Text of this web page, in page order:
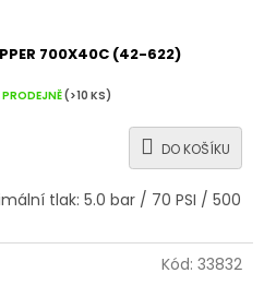
700X40C (42-622)
(>10 KS)
DO KOŠÍKU
tlak: 5.0 bar / 70 PSI / 500
Kód: 33832